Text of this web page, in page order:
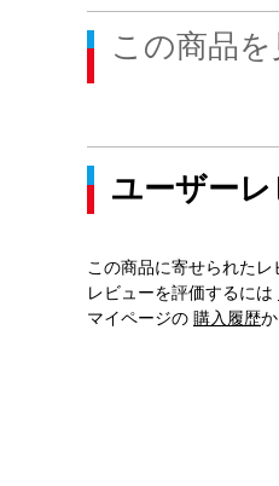
この商品
ユーザー
この商品に寄せられたレ
レビューを評価するには
マイページの 購入履歴